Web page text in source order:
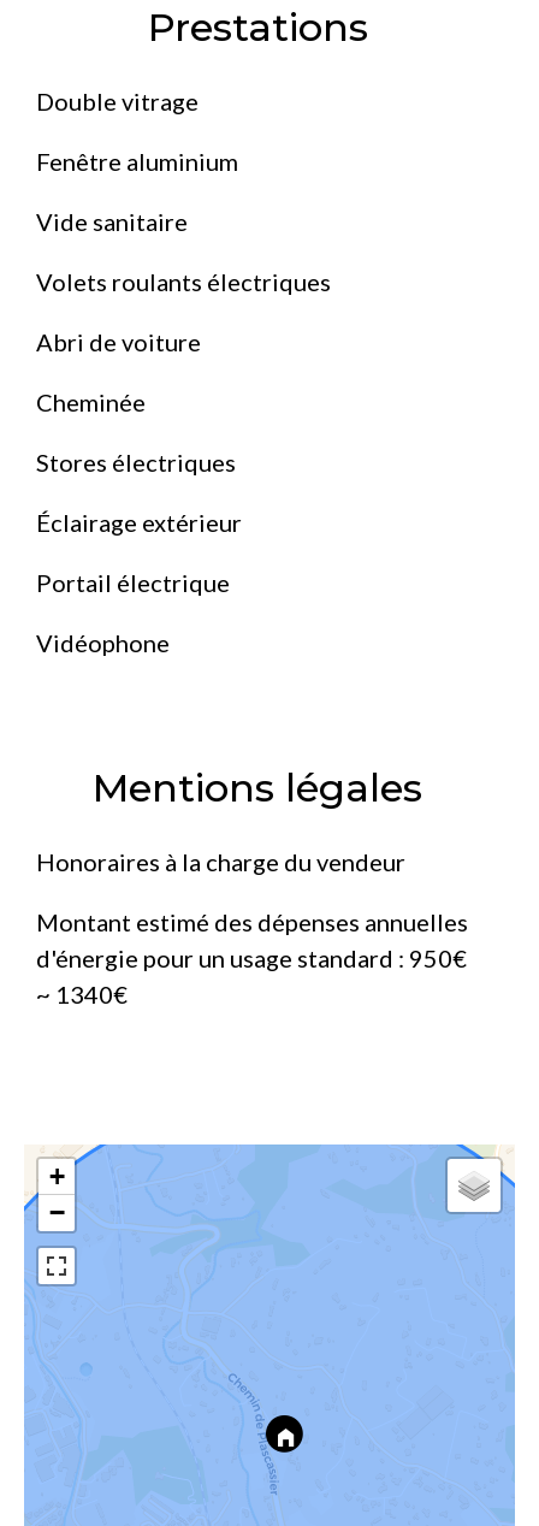
Prestations
Double vitrage
Fenêtre aluminium
Vide sanitaire
Volets roulants électriques
Abri de voiture
Cheminée
Stores électriques
Éclairage extérieur
Portail électrique
Vidéophone
Mentions légales
Honoraires à la charge du vendeur
Montant estimé des dépenses annuelles
d'énergie pour un usage standard : 950€
~ 1340€
+
−